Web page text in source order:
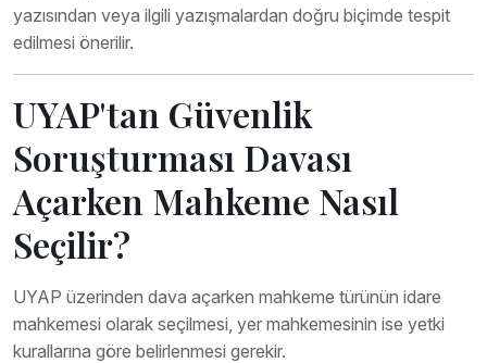
yazısından veya ilgili yazışmalardan doğru biçimde tespit
edilmesi önerilir.
UYAP'tan Güvenlik
Soruşturması Davası
Açarken Mahkeme Nasıl
Seçilir?
UYAP üzerinden dava açarken mahkeme türünün idare
mahkemesi olarak seçilmesi, yer mahkemesinin ise yetki
kurallarına göre belirlenmesi gerekir.